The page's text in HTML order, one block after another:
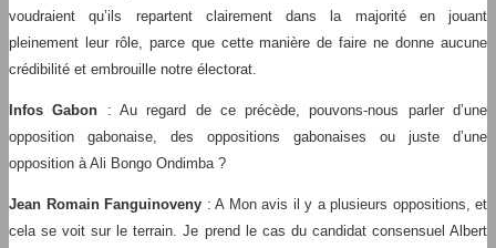
voudraient qu’ils repartent clairement dans la majorité en jouant
pleinement leur rôle, parce que cette manière de faire ne donne aucune
crédibilité et embrouille notre électorat.
Infos Gabon : Au regard de ce précède, pouvons-nous parler d’une
opposition gabonaise, des oppositions gabonaises ou juste d’une
opposition à Ali Bongo Ondimba ?
Jean Romain Fanguinoveny : A Mon avis il y a plusieurs oppositions, et
cela se voit sur le terrain. Je prend le cas du candidat consensuel Albert